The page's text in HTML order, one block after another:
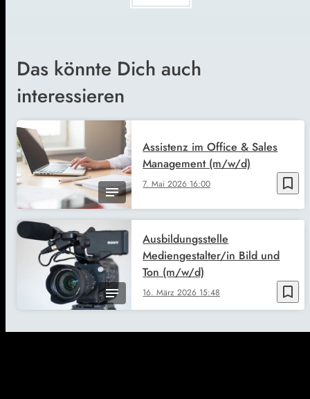
Das könnte Dich auch
interessieren
bookmark_border
7. Mai 2026 16:00
Assistenz im Office & Sales
Management (m/w/d)
bookmark_border
16. März 2026 15:48
Ausbildungsstelle
Mediengestalter/in Bild und
Ton (m/w/d)